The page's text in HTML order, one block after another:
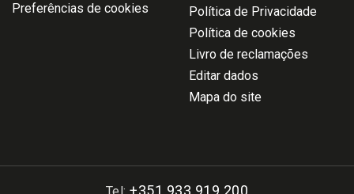
Preferências de cookies
Política de Privacidade
Política de cookies
Livro de reclamações
Editar dados
Mapa do site
+351 933 919 200